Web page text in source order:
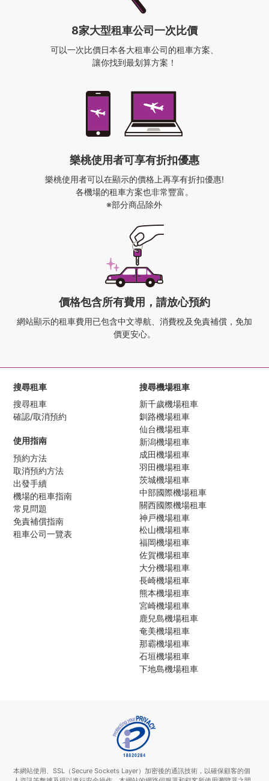
8家大型租車公司一次比價
可以一次比價日本各大租車公司的租車方案、
讓你找到最划算方案！
樂桃使用者可享有折扣優惠
樂桃使用者可以在顯示的價格上再享有折扣優惠!
各機場的租車方案也非常豐富。
※部分商品除外
價格包含所有費用，請放心預約
網站顯示的租車費用已包含中文導航、 消費稅及免責補償，免加
價更安心。
搜尋租車
搜尋租車
確認/取消預約
使用指南
預約方法
取消預約方法
出發手續
機場的租車指南
常見問題
免責補償指南
租車公司一覽表
搜尋機場租車
新千歲機場租車
釧路機場租車
仙台機場租車
新潟機場租車
成田機場租車
羽田機場租車
茨城機場租車
中部國際機場租車
關西國際機場租車
神戸機場租車
松山機場租車
福岡機場租車
佐賀機場租車
大分機場租車
長崎機場租車
熊本機場租車
宮崎機場租車
鹿兒島機場租車
奄美機場租車
那霸機場租車
石垣機場租車
下地島機場租車
本網站使用、SSL（Secure Sockets Layer）加密後的通訊技術，以確保顧客的個